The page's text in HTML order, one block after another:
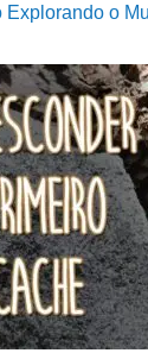
Explorando o